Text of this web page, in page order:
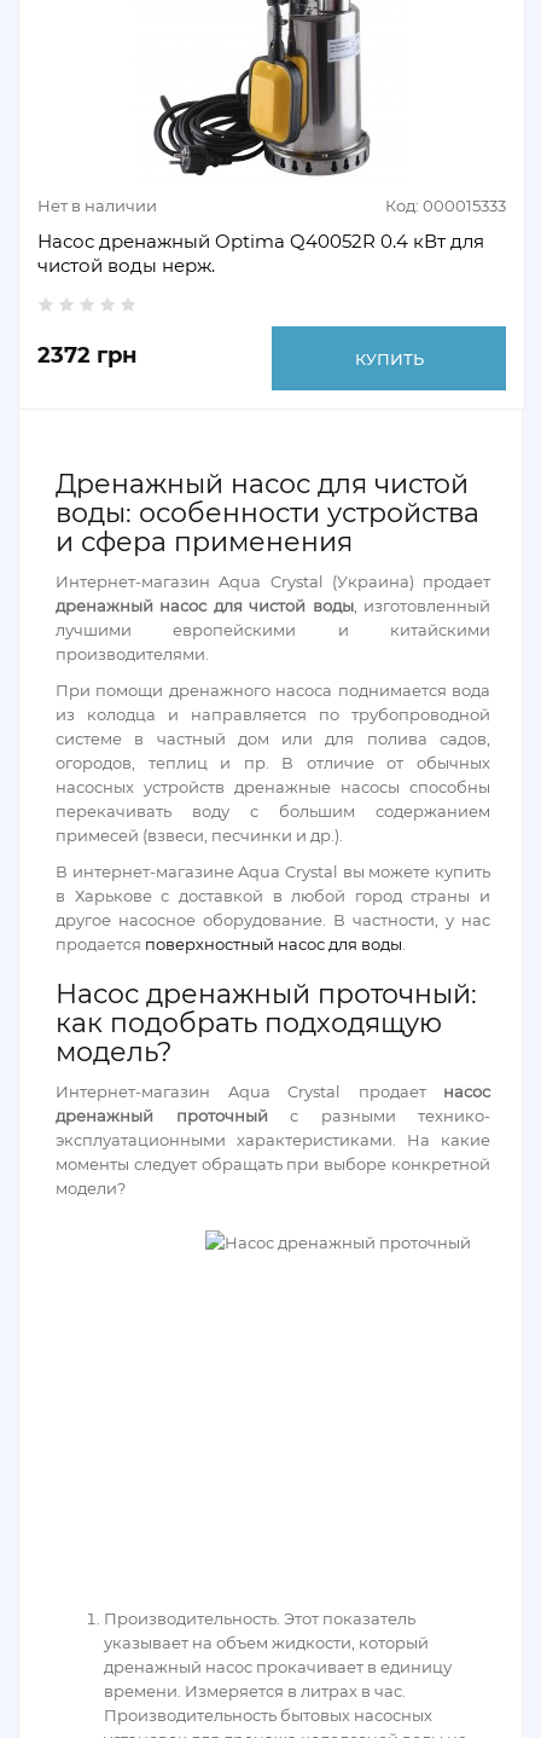
Нет в наличии Код: 000015333
Насос дренажный Optima Q40052R 0.4 кВт для
чистой воды нерж.
2372 грн КУПИТЬ
Дренажный насос для чистой
воды: особенности устройства
и сфера применения
Интернет-магазин Aqua Crystal (Украина) продает
дренажный насос для чистой воды, изготовленный
лучшими европейскими и китайскими
производителями.
При помощи дренажного насоса поднимается вода
из колодца и направляется по трубопроводной
системе в частный дом или для полива садов,
огородов, теплиц и пр. В отличие от обычных
насосных устройств дренажные насосы способны
перекачивать воду с большим содержанием
примесей (взвеси, песчинки и др.).
В интернет-магазине Aqua Crystal вы можете купить
в Харькове с доставкой в любой город страны и
другое насосное оборудование. В частности, у нас
продается поверхностный насос для воды
Насос дренажный проточный:
как подобрать подходящую
модель?
Интернет-магазин Aqua Crystal продает насос
дренажный проточныйс разными технико-
эксплуатационными характеристиками. На какие
моменты следует обращать при выборе конкретной
модели?
Производительность. Этот показатель
указывает на объем жидкости, который
дренажный насос прокачивает в единицу
времени. Измеряется в литрах в час.
Производительность бытовых насосных